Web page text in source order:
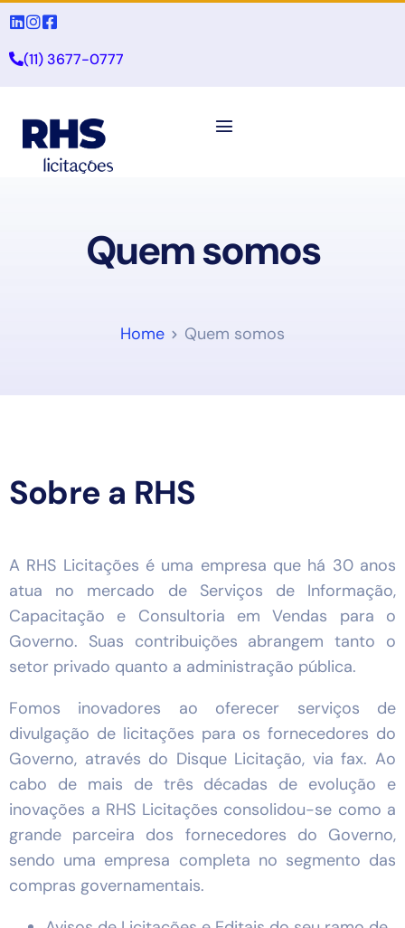
(11) 3677-0777
Quem somos
Home Quem somos
Sobre a RHS
A RHS Licitações é uma empresa que há 30 anos
atua no mercado de Serviços de Informação,
Capacitação e Consultoria em Vendas para o
Governo. Suas contribuições abrangem tanto o
setor privado quanto a administração pública.
Fomos inovadores ao oferecer serviços de
divulgação de licitações para os fornecedores do
Governo, através do Disque Licitação, via fax. Ao
cabo de mais de três décadas de evolução e
inovações a RHS Licitações consolidou-se como a
grande parceira dos fornecedores do Governo,
sendo uma empresa completa no segmento das
compras governamentais.